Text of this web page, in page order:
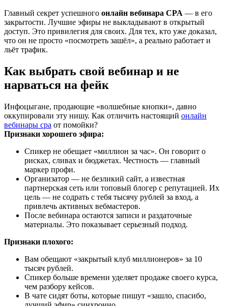
Главный секрет успешного онлайн вебинара CPA — в его
закрытости. Лучшие эфиры не выкладывают в открытый
доступ. Это привилегия для своих. Для тех, кто уже доказал,
что он не просто «посмотреть зашёл», а реально работает и
льёт трафик.
Как выбрать свой вебинар и не
нарваться на фейк
Инфоцыгане, продающие «волшебные кнопки», давно
оккупировали эту нишу. Как отличить настоящий онлайн
вебинары cpa от помойки?
Признаки хорошего эфира:
Спикер не обещает «миллион за час». Он говорит о
рисках, сливах и бюджетах. Честность — главный
маркер профи.
Организатор — не безликий сайт, а известная
партнерская сеть или топовый блогер с репутацией. Их
цель — не содрать с тебя тысячу рублей за вход, а
привлечь активных вебмастеров.
После вебинара остаются записи и раздаточные
материалы. Это показывает серьезный подход.
Признаки плохого:
Вам обещают «закрытый клуб миллионеров» за 10
тысяч рублей.
Спикер больше времени уделяет продаже своего курса,
чем разбору кейсов.
В чате сидят боты, которые пишут «зашло, спасибо,